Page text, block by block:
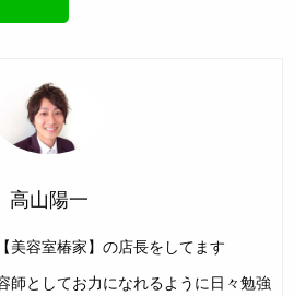
高山陽一
美容室椿家】の店長をしてます
師としてお力になれるように日々勉強